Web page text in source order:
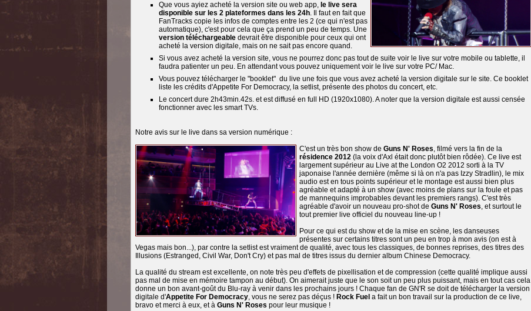
Que vous ayiez acheté la version site ou web app, le live sera
disponible sur les 2 plateformes dans les 24h. Il faut en fait que
FanTracks copie les infos de comptes entre les 2 (ce qui n'est pas
automatique), c'est pour cela que ça prend un peu de temps. Une
version téléchargeable devrait être disponible pour ceux qui ont
acheté la version digitale, mais on ne sait pas encore quand.
Si vous avez acheté la version site, vous ne pourrez donc pas tout de suite voir le live sur votre mobile ou tablette, il
faudra patienter un peu. En attendant vous pouvez uniquement voir le live sur votre PC/ Mac.
Vous pouvez télécharger le "booklet" du live une fois que vous avez acheté la version digitale sur le site. Ce booklet
liste les crédits d'Appetite For Democracy, la setlist, présente des photos du concert, etc.
Le concert dure 2h43min.42s. et est diffusé en full HD (1920x1080). A noter que la version digitale est aussi censée
fonctionner avec les smart TVs.
Notre avis sur le live dans sa version numérique :
C'est un très bon show de Guns N' Roses, filmé vers la fin de la
résidence 2012 (la voix d'Axl était donc plutôt bien rôdée). Ce live est
largement supérieur au Live at the London O2 2012 sorti à la TV
japonaise l'année dernière (même si là on n'a pas Izzy Stradlin), le mix
audio est en tous points supérieur et le montage est aussi bien plus
agréable et adapté à un show (avec moins de plans sur la foule et pas
de mannequins improbables devant les premiers rangs). C'est très
agréable d'avoir un nouveau pro-shot de Guns N' Roses, et surtout le
tout premier live officiel du nouveau line-up !
Pour ce qui est du show et de la mise en scène, les danseuses
présentes sur certains titres sont un peu en trop à mon avis (on est à
Vegas mais bon...), par contre la setlist est vraiment de qualité, avec tous les classiques, de bonnes reprises, des titres des
Illusions (Estranged, Civil War, Don't Cry) et pas mal de titres issus du dernier album Chinese Democracy.
La qualité du stream est excellente, on note très peu d'effets de pixellisation et de compression (cette qualité implique aussi
pas mal de mise en mémoire tampon au début). On aimerait juste que le son soit un peu plus puissant, mais en tout cas cela
donne un bon avant-goût du Blu-ray à venir dans les prochains jours ! Chaque fan de GN'R se doit de télécharger la version
digitale d'Appetite For Democracy, vous ne serez pas déçus ! Rock Fuel a fait un bon travail sur la production de ce live,
bravo et merci à eux, et à Guns N' Roses pour leur musique !